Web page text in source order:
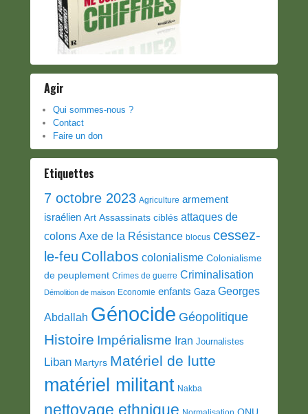
Agir
Qui sommes-nous ?
Contact
Faire un don
Etiquettes
7 octobre 2023 Agriculture armement
israélien Art Assassinats ciblés attaques de
colons Axe de la Résistance blocus cessez-
le-feu Collabos colonialisme Colonialisme
de peuplement Crimes de guerre Criminalisation
Démolition de maison Economie enfants Gaza Georges
Abdallah Génocide Géopolitique
Histoire Impérialisme Iran Journalistes
Liban Martyrs Matériel de lutte
matériel militant Nakba
nettoyage ethnique Normalisation